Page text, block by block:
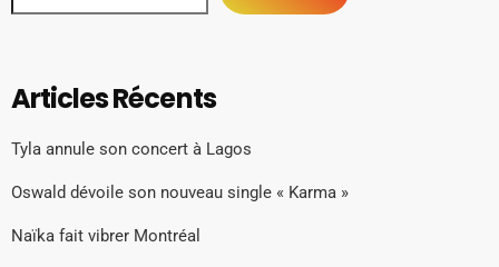
Articles Récents
Tyla annule son concert à Lagos
Oswald dévoile son nouveau single « Karma »
Naïka fait vibrer Montréal